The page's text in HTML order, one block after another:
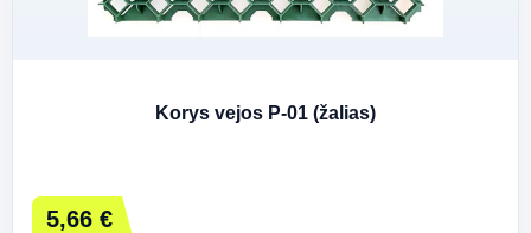
Korys vejos P-01 (žalias)
5,66 €